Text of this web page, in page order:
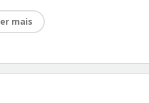
Grandisoli -
e Pesquisa em
USP)
de São
mais